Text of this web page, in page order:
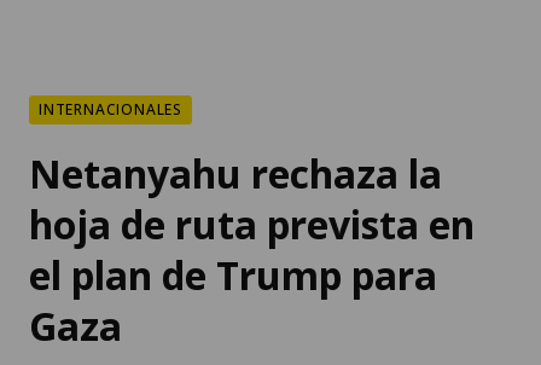
INTERNACIONALES
Netanyahu rechaza la
hoja de ruta prevista en
el plan de Trump para
Gaza